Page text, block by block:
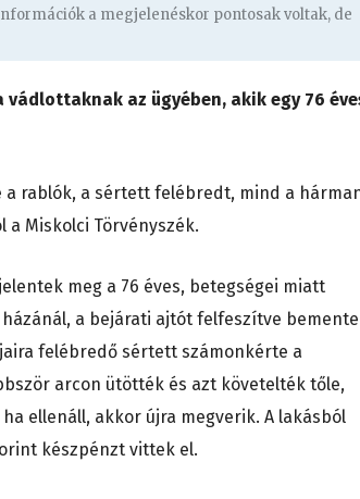
a megjelenéskor pontosak voltak, de
az ügyében, akik egy 76
rablók, a sértett felébredt, mind a
Miskolci Törvényszék.
meg a 76 éves, betegségei miatt
a bejárati ajtót felfeszítve
felébredő sértett számonkérte a
arcon ütötték és azt követelték tőle,
ellenáll, akkor újra megverik. A lakásból
készpénzt vittek el.